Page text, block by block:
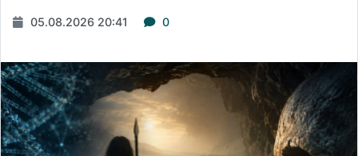
05.08.2026 20:41 0